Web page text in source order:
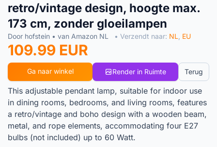
retro/vintage design, hoogte max.
173 cm, zonder gloeilampen
Door hofstein • van Amazon NL • Verzendt naar: NL EU
109.99 EUR
Ga naar winkel Render in Ruimte Terug
This adjustable pendant lamp, suitable for indoor use
in dining rooms, bedrooms, and living rooms, features
a retro/vintage and boho design with a wooden beam,
metal, and rope elements, accommodating four E27
bulbs (not included) up to 60 Watt.